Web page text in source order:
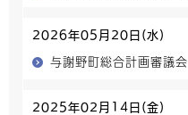
2026年05月20日(水)
与謝野町総合計画審議会
2025年02月14日(金)